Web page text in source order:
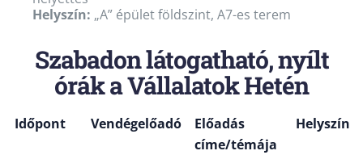
Helyszín: „A” épület földszint, A7-es terem
Szabadon látogatható, nyílt
órák a Vállalatok Hetén
Időpont Vendégelőadó
Előadás
címe/témája
Helyszín